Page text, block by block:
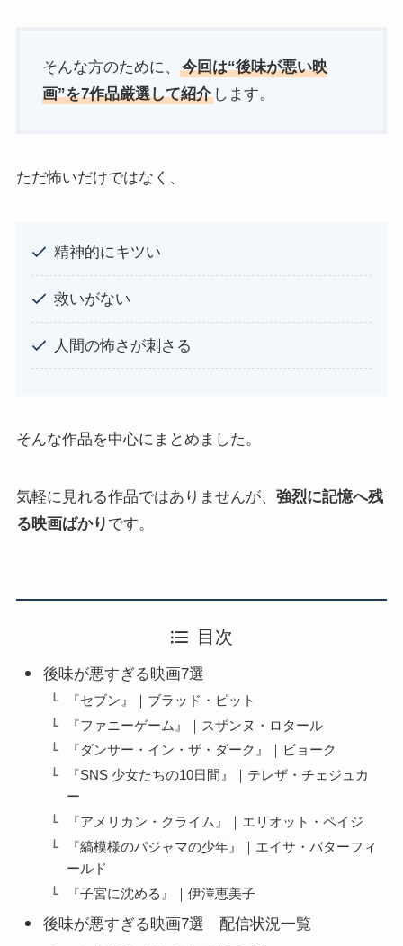
そんな方のために、今回は“後味が悪い映
画”を7作品厳選して紹介 します。
ただ怖いだけではなく、
精神的にキツい
救いがない
人間の怖さが刺さる
そんな作品を中心にまとめました。
気軽に見れる作品ではありませんが、 強烈に記憶へ残
る映画ばかり です。
目次
後味が悪すぎる映画7選
『セブン』｜ブラッド・ピット
『ファニーゲーム』｜スザンヌ・ロタール
『ダンサー・イン・ザ・ダーク』｜ビョーク
『SNS 少女たちの10日間』｜テレザ・チェジュカ
ー
『アメリカン・クライム』｜エリオット・ペイジ
『縞模様のパジャマの少年』｜エイサ・バターフィ
ールド
『子宮に沈める』｜伊澤恵美子
後味が悪すぎる映画7選 配信状況一覧